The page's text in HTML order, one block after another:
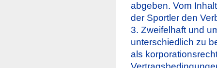
abgeben. Vom
der Sportler den
3. Zweifelhaft und
unterschiedlich zu
als